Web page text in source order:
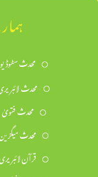
محدث سٹوڈیو
محدث
محدث فتویٰ
محدث
قرآن